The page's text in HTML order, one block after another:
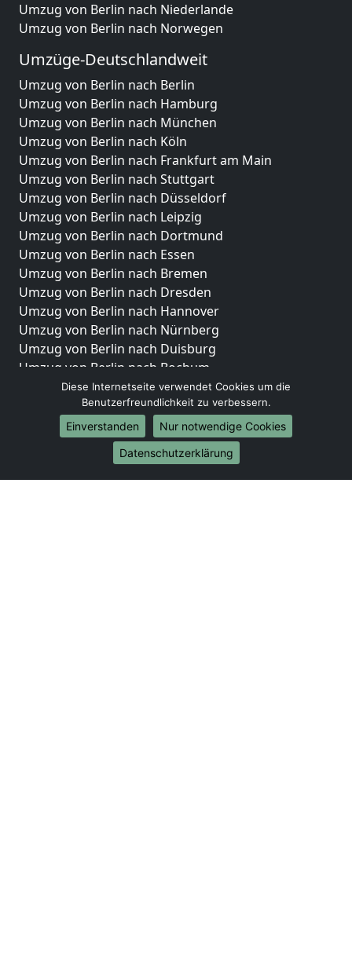
Umzug von Berlin nach Niederlande
Umzug von Berlin nach Norwegen
Umzüge-Deutschlandweit
Umzug von Berlin nach Berlin
Umzug von Berlin nach Hamburg
Umzug von Berlin nach München
Umzug von Berlin nach Köln
Umzug von Berlin nach Frankfurt am Main
Umzug von Berlin nach Stuttgart
Umzug von Berlin nach Düsseldorf
Umzug von Berlin nach Leipzig
Umzug von Berlin nach Dortmund
Umzug von Berlin nach Essen
Umzug von Berlin nach Bremen
Umzug von Berlin nach Dresden
Umzug von Berlin nach Hannover
Umzug von Berlin nach Nürnberg
Umzug von Berlin nach Duisburg
Umzug von Berlin nach Bochum
Umzug von Berlin nach Wuppertal
Umzug von Berlin nach Bielefeld
Umzug von Berlin nach Bonn
Umzug von Berlin nach Münster
Diese Internetseite verwendet Cookies um die
Benutzerfreundlichkeit zu verbessern.
Einverstanden
Nur notwendige Cookies
Datenschutzerklärung